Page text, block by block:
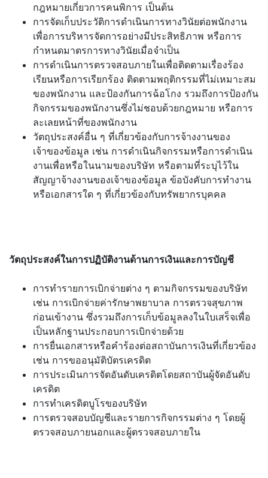
กฎหมายเกี่ยวการคนพิการ เป็นต้น
การจัดเก็บประวัติการดำเนินการทางวินัยต่อพนักงาน
เพื่อการบริหารจัดการอย่างมีประสิทธิภาพ หรือการ
กำหนดมาตรการทางวินัยเมื่อจำเป็น
การดำเนินการตรวจสอบภายในเพื่อติดตามเรื่องร้อง
เรียนหรือการเรียกร้อง ติดตามพฤติกรรมที่ไม่เหมาะสม
ของพนักงาน และป้องกันการฉ้อโกง รวมถึงการป้องกัน
กิจกรรมของพนักงานซึ่งไม่ชอบด้วยกฎหมาย หรือการ
ละเลยหน้าที่ของพนักงาน
วัตถุประสงค์อื่น ๆ ที่เกี่ยวข้องกับการจ้างงานของ
เจ้าของข้อมูล เช่น การดำเนินกิจกรรมหรือการดำเนิน
งานเพื่อหรือในนามของบริษัท หรือตามที่ระบุไว้ใน
สัญญาจ้างงานของเจ้าของข้อมูล ข้อบังคับการทำงาน
หรือเอกสารใด ๆ ที่เกี่ยวข้องกับทรัพยากรบุคคล
วัตถุประสงค์ในการปฏิบัติงานด้านการเงินและการบัญชี
การทำรายการเบิกจ่ายต่าง ๆ ตามกิจกรรมของบริษัท
เช่น การเบิกจ่ายค่ารักษาพยาบาล การตรวจสุขภาพ
ก่อนเข้างาน ซึ่งรวมถึงการเก็บข้อมูลลงในใบเสร็จเพื่อ
เป็นหลักฐานประกอบการเบิกจ่ายด้วย
การยื่นเอกสารหรือคำร้องต่อสถาบันการเงินที่เกี่ยวข้อง
เช่น การขออนุมัติบัตรเครดิต
การประเมินการจัดอันดับเครดิตโดยสถาบันผู้จัดอันดับ
เครดิต
การทำเครดิตบูโรของบริษัท
การตรวจสอบบัญชีและรายการกิจกรรมต่าง ๆ โดยผู้
ตรวจสอบภายนอกและผู้ตรวจสอบภายใน